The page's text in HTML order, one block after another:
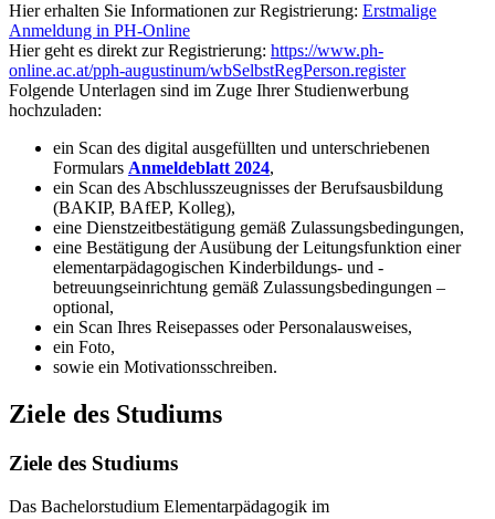
Hier erhalten Sie Informationen zur Registrierung: Erstmalige
Anmeldung in PH-Online
Hier geht es direkt zur Registrierung: https://www.ph-
online.ac.at/pph-augustinum/wbSelbstRegPerson.register
Folgende Unterlagen sind im Zuge Ihrer Studienwerbung
hochzuladen:
ein Scan des digital ausgefüllten und unterschriebenen
Formulars Anmeldeblatt 2024,
ein Scan des Abschlusszeugnisses der Berufsausbildung
(BAKIP, BAfEP, Kolleg),
eine Dienstzeitbestätigung gemäß Zulassungsbedingungen,
eine Bestätigung der Ausübung der Leitungsfunktion einer
elementarpädagogischen Kinderbildungs- und -
betreuungseinrichtung gemäß Zulassungsbedingungen –
optional,
ein Scan Ihres Reisepasses oder Personalausweises,
ein Foto,
sowie ein Motivationsschreiben.
Ziele des Studiums
Ziele des Studiums
Das Bachelorstudium Elementarpädagogik im